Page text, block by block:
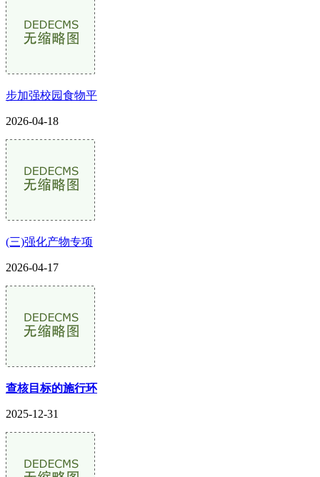
步加强校园食物平
2026-04-18
(三)强化产物专项
2026-04-17
查核目标的施行环
2025-12-31